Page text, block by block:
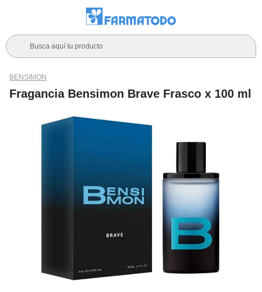
Busca aquí tu producto
BENSIMON
Fragancia Bensimon Brave Frasco x 100 ml